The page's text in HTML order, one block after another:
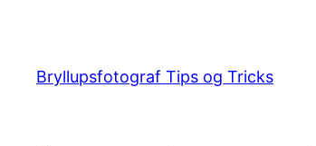
indhold
Bryllupsfotograf Tips og Tricks